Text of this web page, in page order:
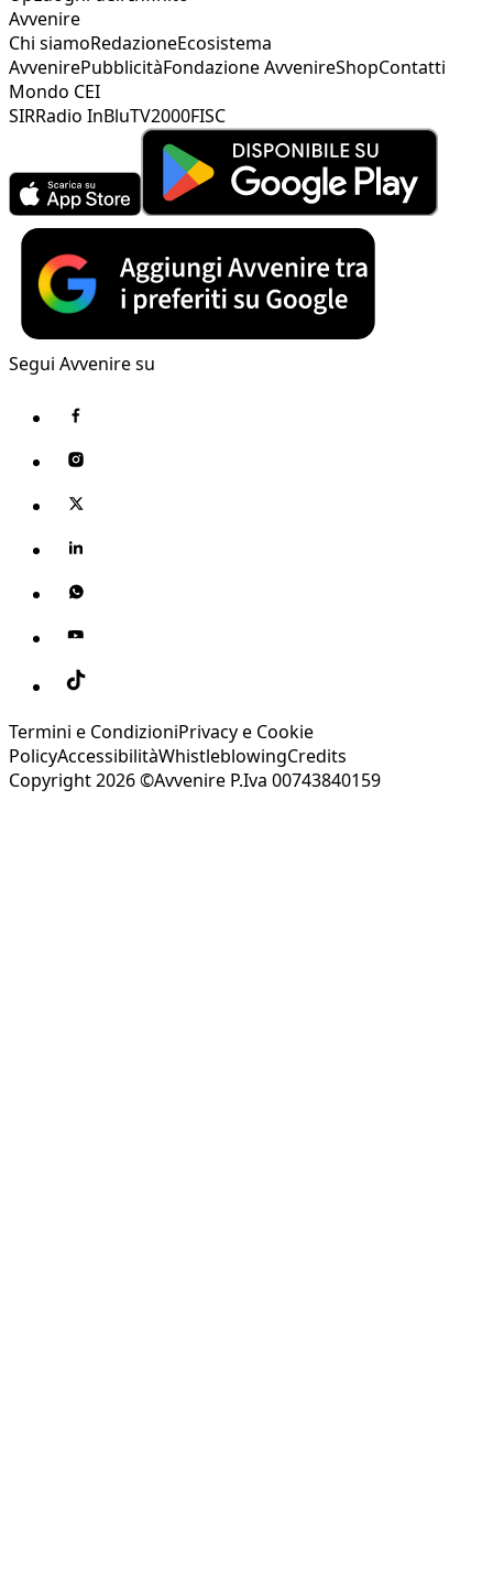
Avvenire
Chi siamoRedazioneEcosistema
AvvenirePubblicitàFondazione AvvenireShopContatti
Mondo CEI
SIRRadio InBluTV2000FISC
Segui Avvenire su
Termini e CondizioniPrivacy e Cookie
PolicyAccessibilitàWhistleblowingCredits
Copyright 2026 ©Avvenire P.Iva 00743840159